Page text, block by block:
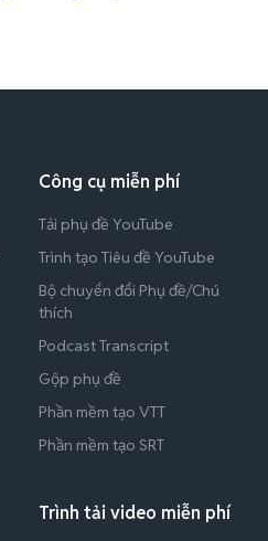
Công cụ miễn phí
Tải phụ đề YouTube
Trình tạo Tiêu đề YouTube
Bộ chuyển đổi Phụ đề/Chú
thích
Podcast Transcript
Gộp phụ đề
Phần mềm tạo VTT
Phần mềm tạo SRT
Trình tải video miễn phí